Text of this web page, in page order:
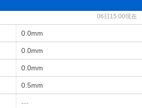
06日15:00現在
0.0mm
0.0mm
0.0mm
0.5mm
---